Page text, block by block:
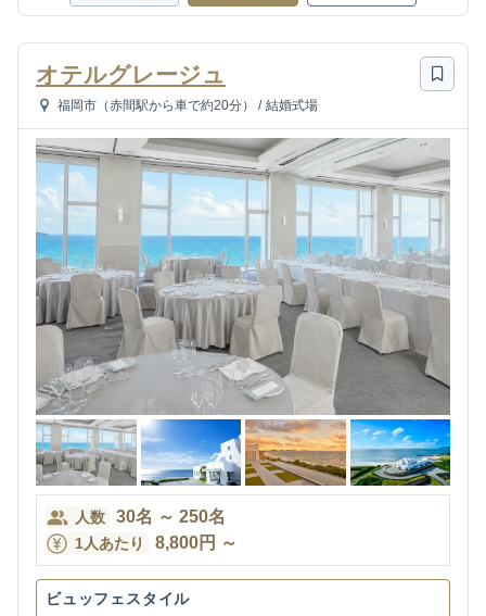
オテルグレージュ
福岡市（赤間駅から車で約20分） / 結婚式場
人数 30名 ～ 250名
1人あたり 8,800円 ～
ビュッフェスタイル